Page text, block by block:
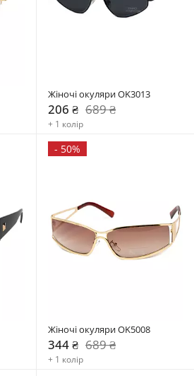
Жіночі окуляри OK3013
206 ₴ 689 ₴
+ 1 колір
- 50%
Жіночі окуляри OK5008
344 ₴ 689 ₴
+ 1 колір